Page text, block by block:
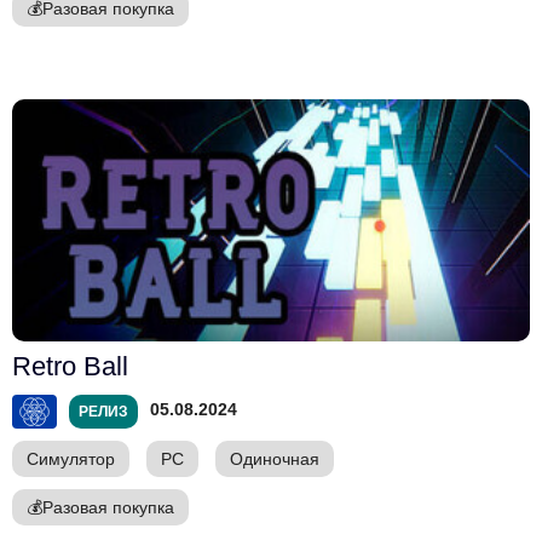
💰Разовая покупка
Retro Ball
РЕЛИЗ 05.08.2024
Симулятор PC Одиночная
💰Разовая покупка